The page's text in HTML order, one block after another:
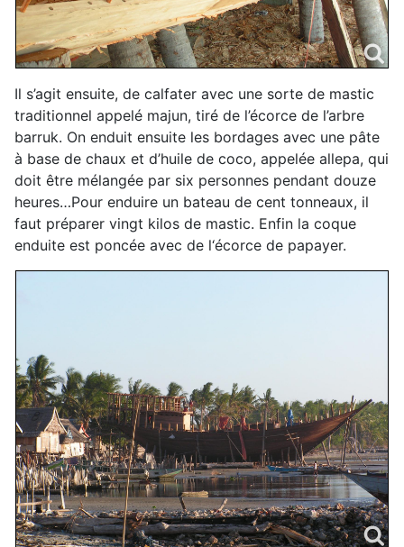
Il s’agit ensuite, de calfater avec une sorte de mastic
traditionnel appelé majun, tiré de l’écorce de l’arbre
barruk. On enduit ensuite les bordages avec une pâte
à base de chaux et d’huile de coco, appelée allepa, qui
doit être mélangée par six personnes pendant douze
heures…Pour enduire un bateau de cent tonneaux, il
faut préparer vingt kilos de mastic. Enfin la coque
enduite est poncée avec de l‘écorce de papayer.